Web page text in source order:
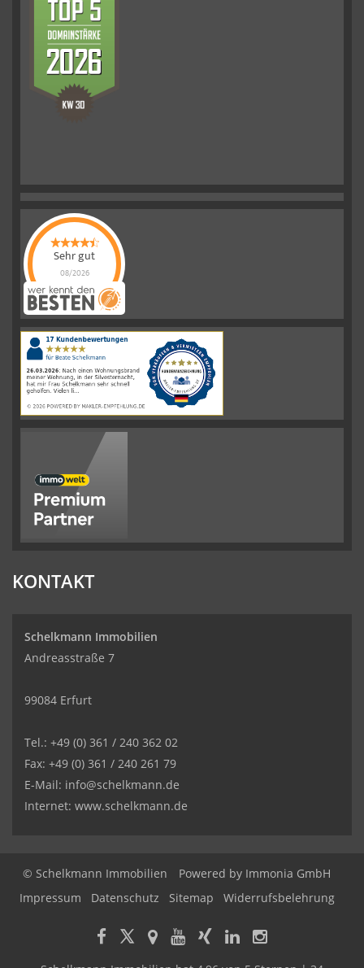
Sehr gut
08/2026
Schelkmann
Immobilienhat
|110Schelkmann
ImmobilienBewertungen
auf
werkenntdenBESTEN.de
KONTAKT
Schelkmann Immobilien
Andreasstraße 7
99084 Erfurt
Tel.: +49 (0) 361 / 240 362 02
Fax: +49 (0) 361 / 240 261 79
E-Mail: info@schelkmann.de
Internet: www.schelkmann.de
© Schelkmann Immobilien Powered by Immonia GmbH
Impressum
Datenschutz Sitemap Widerrufsbelehrung